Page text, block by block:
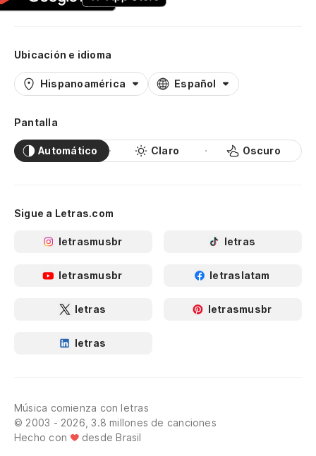
Ubicación e idioma
Hispanoamérica Español
Pantalla
Automático Claro Oscuro
Sigue a Letras.com
letrasmusbr letras
letrasmusbr letraslatam
letras letrasmusbr
letras
Música comienza con letras
© 2003 - 2026, 3.8 millones de canciones
Hecho con
desde Brasil